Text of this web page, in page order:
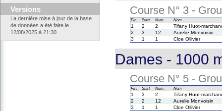
Versions
La dernière mise à jour de la base
de données a été faite le
12/08/2025 à 21:30
Course N° 3 -
Fin. Start Num. Nom
1 2 2
Tifany Huot-
2
3 12
Aurelie Monvoisin
3
1 1 Cloe Ollivier
Dames - 1000
Course N° 5 -
Fin. Start Num. Nom
1 3 2
Tifany Huot-
2
2 12
Aurelie Monvoisin
3
1 1 Cloe Ollivier